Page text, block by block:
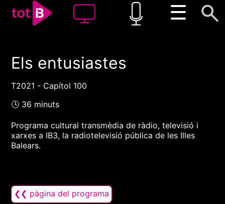
☰
00:00 00:00
1x
Els entusiastes
T2021 - Capítol 100
🕓 36 minuts
Programa cultural transmèdia de ràdio, televisió i
xarxes a IB3, la radiotelevisió pública de les Illes
Balears.
❮❮ pàgina del programa